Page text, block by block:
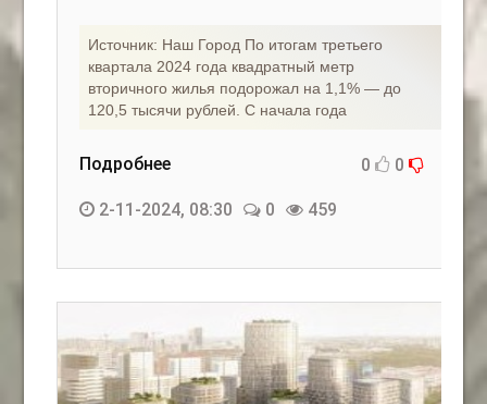
Источник: Наш Город По итогам третьего
квартала 2024 года квадратный метр
вторичного жилья подорожал на 1,1% — до
120,5 тысячи рублей. С начала года
Подробнее 0 0
2-11-2024, 08:30 0 459